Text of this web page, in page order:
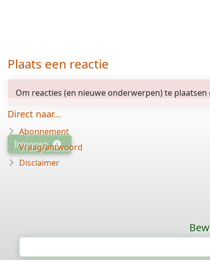
Plaats een reactie
Om reacties (en nieuwe onderwerpen) te
Inloggen
Direct naar...
Abonnement
Vraag/antwoord
Disclaimer